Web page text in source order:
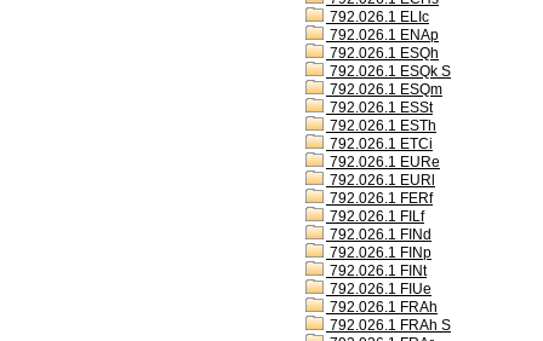
792.026.1 ELIc
792.026.1 ENAp
792.026.1 ESQh
792.026.1 ESQk S
792.026.1 ESQm
792.026.1 ESSt
792.026.1 ESTh
792.026.1 ETCi
792.026.1 EURe
792.026.1 EURl
792.026.1 FERf
792.026.1 FILf
792.026.1 FINd
792.026.1 FINp
792.026.1 FINt
792.026.1 FIUe
792.026.1 FRAh
792.026.1 FRAh S